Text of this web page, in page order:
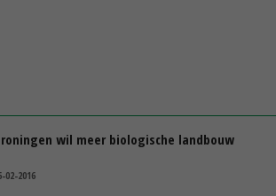
wil meer biologische landbouw
02-2016